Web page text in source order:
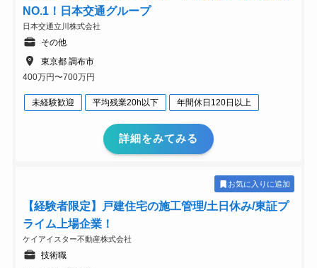
NO.1！日本交通グループ
日本交通立川株式会社
その他
東京都 調布市
400万円〜700万円
未経験歓迎 平均残業20h以下 年間休日120日以上
詳細をみてみる
お気に入りに追加
【経験者限定】戸建住宅の施工管理/土日休み/東証プ
ライム上場企業！
ケイアイスター不動産株式会社
技術職